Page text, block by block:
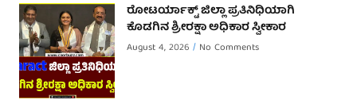
ರೋಟರ್ಯಾಕ್ಟ್ ಜಿಲ್ಲಾ ಪ್ರತಿನಿಧಿಯಾಗಿ
ಕೊಡಗಿನ ಶ್ರೀರಕ್ಷಾ ಅಧಿಕಾರ ಸ್ವೀಕಾರ
August 4, 2026 No Comments